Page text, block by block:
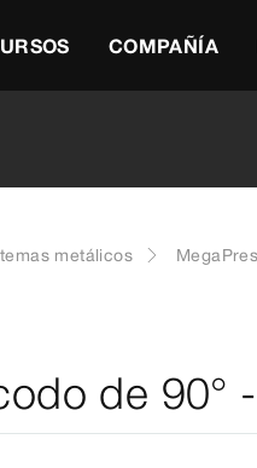
COMPAÑÍA
metálicos
de 90°